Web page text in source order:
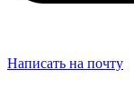
Написать на почту